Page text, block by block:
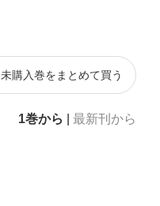
未購入巻をまとめて買う
1巻から 最新刊から